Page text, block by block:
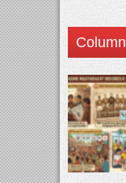
Column